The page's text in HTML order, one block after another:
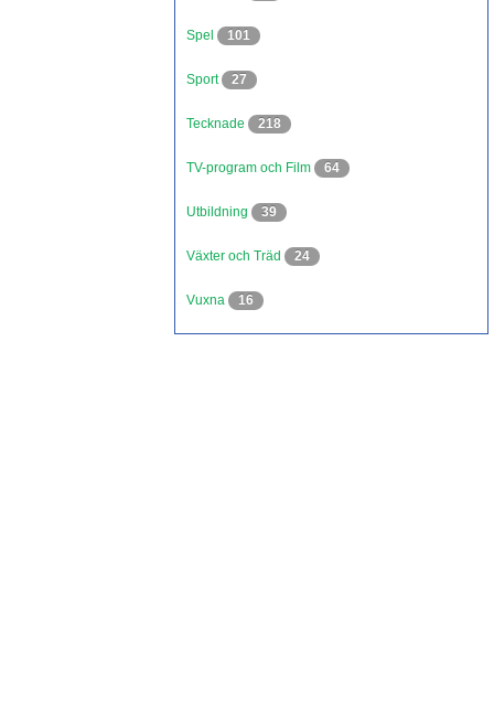
Spel 101
Sport 27
Tecknade 218
TV-program och Film 64
Utbildning 39
Växter och Träd 24
Vuxna 16